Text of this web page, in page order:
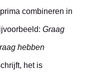
combineren in
Graag
hebben
het is